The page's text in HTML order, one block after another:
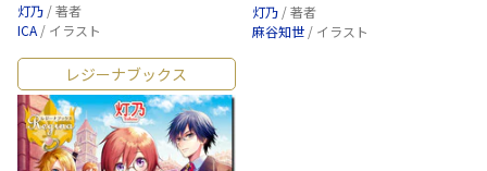
灯乃 / 著者
ICA / イラスト
灯乃 / 著者
麻谷知世 / イラスト
レジーナブックス